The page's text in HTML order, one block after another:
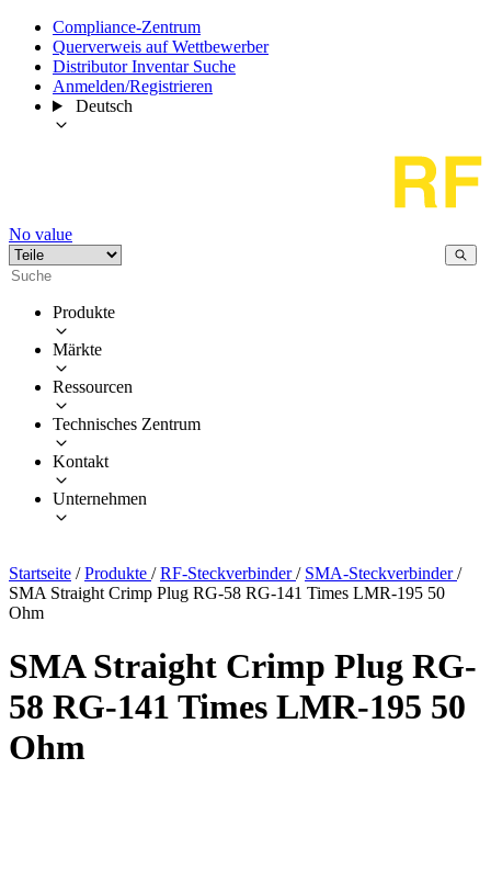
Compliance-Zentrum
Querverweis auf Wettbewerber
Distributor Inventar Suche
Anmelden/Registrieren
Deutsch
No value
Produkte
Märkte
Ressourcen
Technisches Zentrum
Kontakt
Unternehmen
Startseite / Produkte / RF-Steckverbinder/ SMA-Steckverbinder/
SMA Straight Crimp Plug RG-58 RG-141 Times LMR-195 50
Ohm
SMA Straight Crimp Plug RG-
58 RG-141 Times LMR-195 50
Ohm